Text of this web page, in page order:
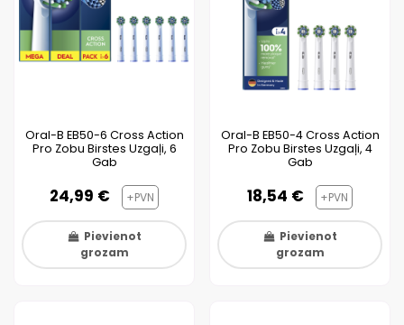
Oral-B EB50-6 Cross Action
Pro Zobu Birstes Uzgaļi, 6
Gab
24,99 € +PVN
Pievienot
grozam
Oral-B EB50-4 Cross Action
Pro Zobu Birstes Uzgaļi, 4
Gab
18,54 € +PVN
Pievienot
grozam